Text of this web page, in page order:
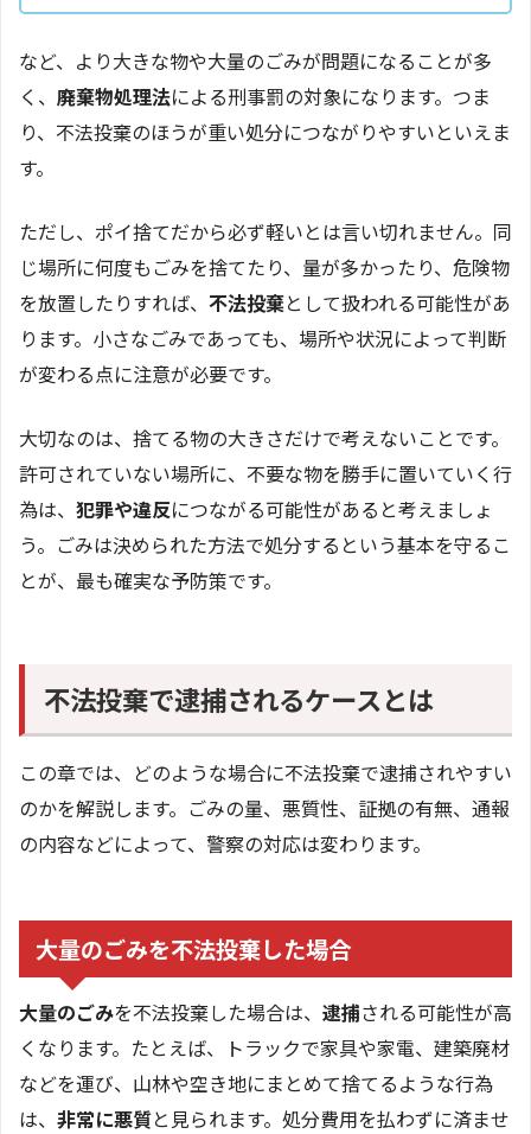
など、より大きな物や大量のごみが問題になることが多
く、 廃棄物処理法による刑事罰の対象になります。つま
り、不法投棄のほうが重い処分につながりやすいといえま
す。
ただし、ポイ捨てだから必ず軽いとは言い切れません。同
じ場所に何度もごみを捨てたり、量が多かったり、危険物
を放置したりすれば、 不法投棄として扱われる可能性があ
ります。小さなごみであっても、場所や状況によって判断
が変わる点に注意が必要です。
大切なのは、捨てる物の大きさだけで考えないことです。
許可されていない場所に、不要な物を勝手に置いていく行
為は、 犯罪や違反につながる可能性があると考えましょ
う。ごみは決められた方法で処分するという基本を守るこ
とが、最も確実な予防策です。
不法投棄で逮捕されるケースとは
この章では、どのような場合に不法投棄で逮捕されやすい
のかを解説します。ごみの量、悪質性、証拠の有無、通報
の内容などによって、警察の対応は変わります。
大量のごみを不法投棄した場合
大量のごみを不法投棄した場合は、 逮捕される可能性が高
くなります。たとえば、トラックで家具や家電、建築廃材
などを運び、山林や空き地にまとめて捨てるような行為
は、 非常に悪質と見られます。処分費用を払わずに済ませ